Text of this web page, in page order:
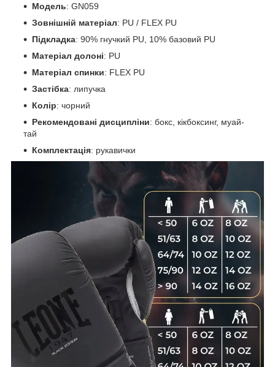
Модель: GN059
Зовнішній матеріал: PU / FLEX PU
Підкладка: 90% гнучкий PU, 10% базовий PU
Матеріал долоні: PU
Матеріал спинки: FLEX PU
Застібка: липучка
Колір: чорний
Рекомендовані дисципліни: бокс, кікбоксинг, муай-
тай
Комплектація: рукавички